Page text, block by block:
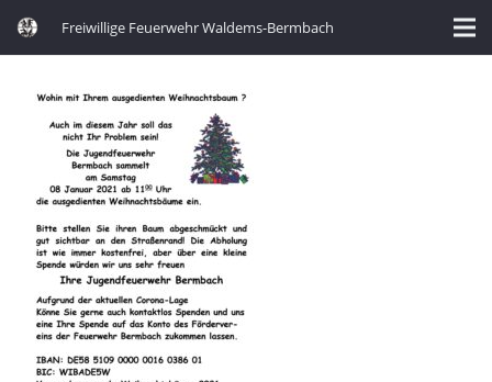
Freiwillige Feuerwehr Waldems-Bermbach